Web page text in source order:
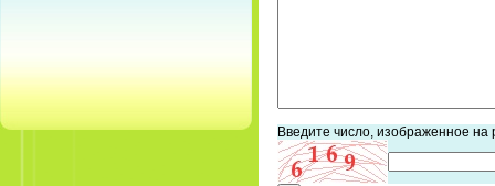
Введите число, изображенное на